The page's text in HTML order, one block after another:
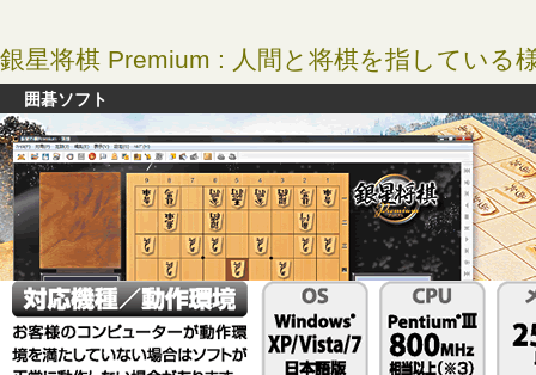
銀星将棋 Premium : 人間と将棋を指している
囲碁ソフト